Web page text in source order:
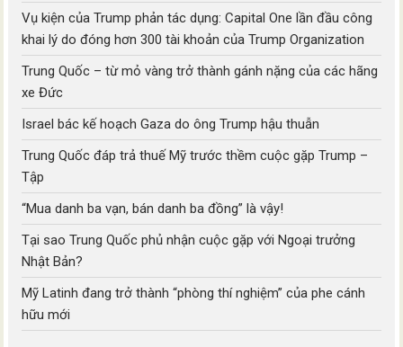
Vụ kiện của Trump phản tác dụng: Capital One lần đầu công
khai lý do đóng hơn 300 tài khoản của Trump Organization
Trung Quốc – từ mỏ vàng trở thành gánh nặng của các hãng
xe Đức
Israel bác kế hoạch Gaza do ông Trump hậu thuẫn
Trung Quốc đáp trả thuế Mỹ trước thềm cuộc gặp Trump –
Tập
“Mua danh ba vạn, bán danh ba đồng” là vậy!
Tại sao Trung Quốc phủ nhận cuộc gặp với Ngoại trưởng
Nhật Bản?
Mỹ Latinh đang trở thành “phòng thí nghiệm” của phe cánh
hữu mới